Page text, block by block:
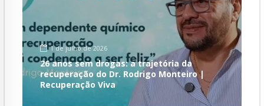
1 de julho de 2026
26 anos sem drogas: a trajetória da
recuperação do Dr. Rodrigo Monteiro |
Recuperação Viva